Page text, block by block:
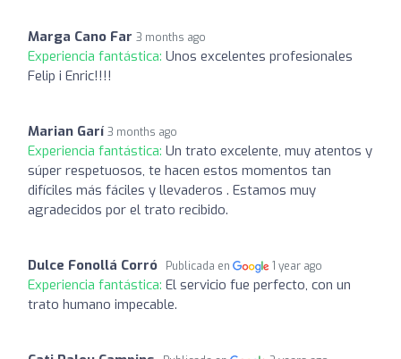
Marga Cano Far 3 months ago
Experiencia fantástica: Unos excelentes profesionales
Felip i Enric!!!!
Marian Garí 3 months ago
Experiencia fantástica: Un trato excelente, muy atentos y
súper respetuosos, te hacen estos momentos tan
difíciles más fáciles y llevaderos . Estamos muy
agradecidos por el trato recibido.
Dulce Fonollá Corró Publicada en 1 year ago
Experiencia fantástica: El servicio fue perfecto, con un
trato humano impecable.